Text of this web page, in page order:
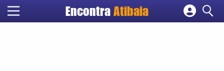
Encontra Atibaia